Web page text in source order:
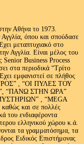
Αθήνα το 1973.
όπου και σπούδασε
μεταπτυχιακό στο
Αγγλία. Είναι μέλος του
Business Process
στα περιοδικά “Τρίτο
εμφανιστεί σε πλήθος
, “ΟΙ ΠΥΛΕΣ ΤΟΥ
“ΠΑΝΩ ΣΤΗΝ ΩΡΑ”
, “MEGA
και σε πολλές
του ενδιαφέροντα
ελληνικού χώρου κ.ά.
τα γραμματόσημα, τα
Ειδικός Επιστήμονας